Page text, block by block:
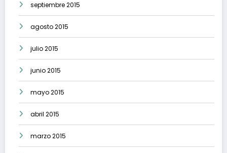
septiembre 2015
agosto 2015
julio 2015
junio 2015
mayo 2015
abril 2015
marzo 2015